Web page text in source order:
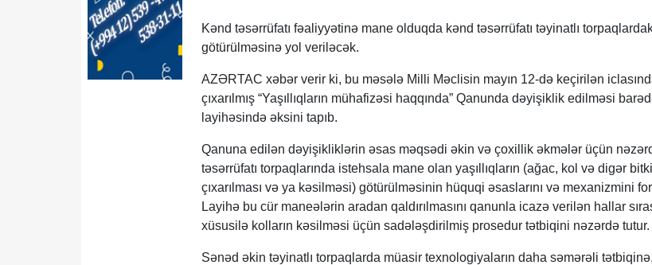
Kənd təsərrüfatı fəaliyyətinə mane olduqda kənd təsərrüfatı təyinatlı
götürülməsinə yol veriləcək.
AZƏRTAC xəbər verir ki, bu məsələ Milli Məclisin mayın 12-də keçirilən
çıxarılmış “Yaşıllıqların mühafizəsi haqqında” Qanunda dəyişiklik edilməsi
layihəsində əksini tapıb.
Qanuna edilən dəyişikliklərin əsas məqsədi əkin və çoxillik əkmələr üçün
təsərrüfatı torpaqlarında istehsala mane olan yaşıllıqların (ağac, kol və digər
çıxarılması və ya kəsilməsi) götürülməsinin hüquqi əsaslarını və mexanizmini
Layihə bu cür maneələrin aradan qaldırılmasını qanunla icazə verilən hallar
xüsusilə kolların kəsilməsi üçün sadələşdirilmiş prosedur tətbiqini nəzərdə tutur.
Sənəd əkin təyinatlı torpaqlarda müasir texnologiyaların daha səmərəli